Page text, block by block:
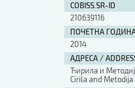
COBISS.SR-ID
210639116
ПОЧЕТНА ГОДИНА
2014
АДРЕСА /
Ћирила и
Cirila and Metodija